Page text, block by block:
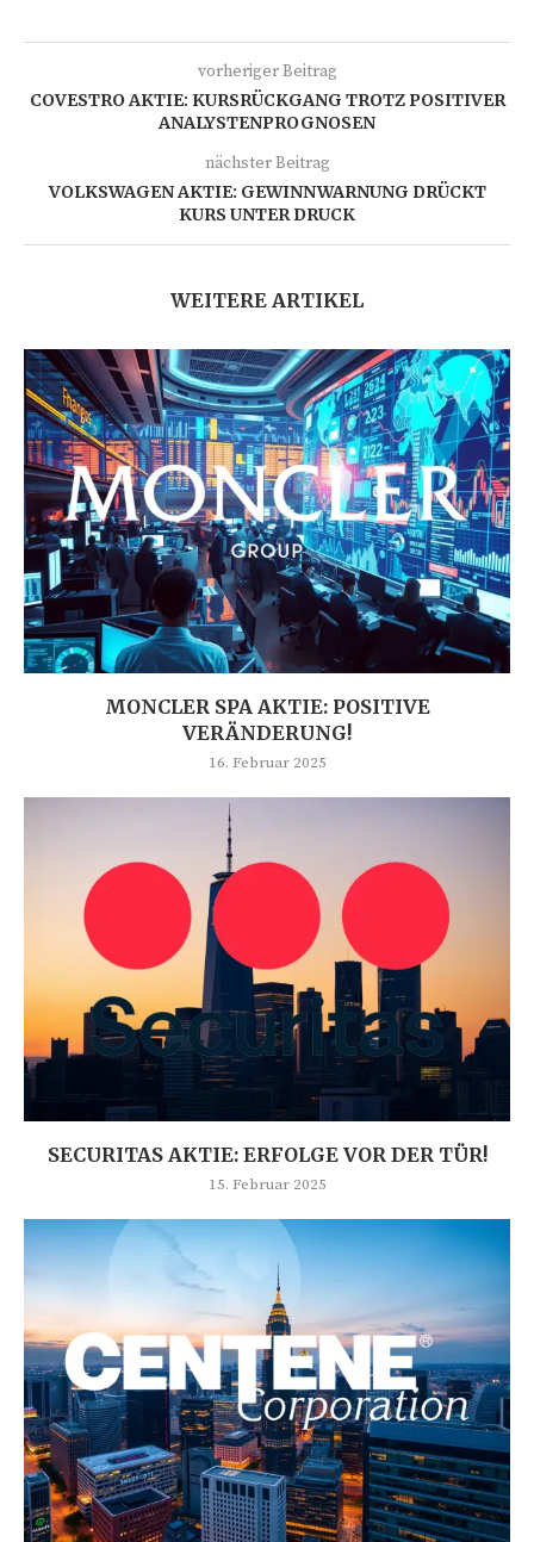
vorheriger Beitrag
COVESTRO AKTIE: KURSRÜCKGANG TROTZ POSITIVER
ANALYSTENPROGNOSEN
nächster Beitrag
VOLKSWAGEN AKTIE: GEWINNWARNUNG DRÜCKT
KURS UNTER DRUCK
WEITERE ARTIKEL
MONCLER SPA AKTIE: POSITIVE
VERÄNDERUNG!
16. Februar 2025
SECURITAS AKTIE: ERFOLGE VOR DER TÜR!
15. Februar 2025